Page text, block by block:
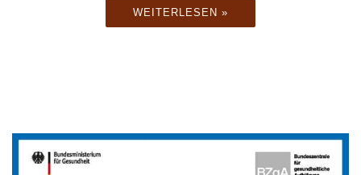
WEITERLESEN »